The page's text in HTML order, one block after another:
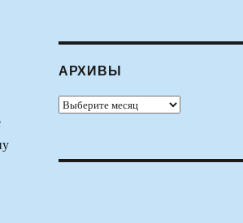
АРХИВЫ
Архивы